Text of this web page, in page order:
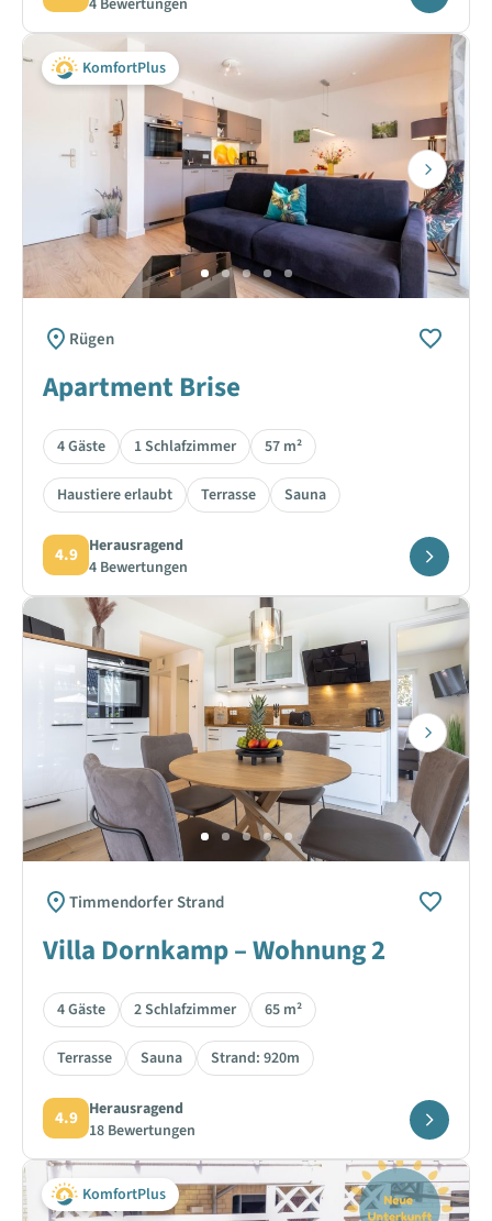
4 Bewertungen
KomfortPlus
Next
Rügen
Apartment Brise
4 Gäste 1 Schlafzimmer 57 m²
Haustiere erlaubt Terrasse Sauna
4.9 Herausragend
4 Bewertungen
Next
Timmendorfer Strand
Villa Dornkamp – Wohnung 2
4 Gäste 2 Schlafzimmer 65 m²
Terrasse Sauna Strand: 920m
4.9 Herausragend
18 Bewertungen
KomfortPlus